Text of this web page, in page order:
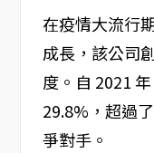
在疫情大流行
成長，該公司
度。自 2021
29.8%，超過
爭對手。